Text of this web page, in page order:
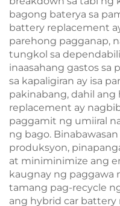
bagong baterya sa
battery replacement
parehong pagganap,
tungkol sa
inaasahang gastos
sa kapaligiran ay isa
pakinabang, dahil
replacement ay
paggamit ng umiiral
ng bago.
produksyon,
at miniminimize ang
kaugnay ng paggawa
tamang pag-recycle
ang hybrid car